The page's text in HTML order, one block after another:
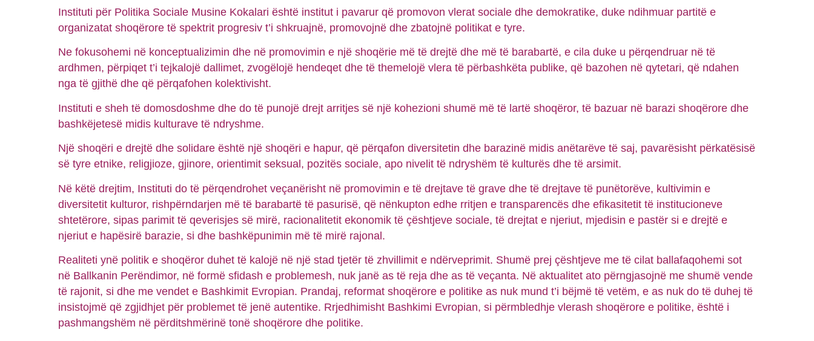
Instituti për Politika Sociale Musine Kokalari është institut i pavarur që promovon vlerat sociale dhe demokratike, duke ndihmuar partitë e
organizatat shoqërore të spektrit progresiv t’i shkruajnë, promovojnë dhe zbatojnë politikat e tyre.
Ne fokusohemi në konceptualizimin dhe në promovimin e një shoqërie më të drejtë dhe më të barabartë, e cila duke u përqendruar në të
ardhmen, përpiqet t’i tejkalojë dallimet, zvogëlojë hendeqet dhe të themelojë vlera të përbashkëta publike, që bazohen në qytetari, që ndahen
nga të gjithë dhe që përqafohen kolektivisht.
Instituti e sheh të domosdoshme dhe do të punojë drejt arritjes së një kohezioni shumë më të lartë shoqëror, të bazuar në barazi shoqërore dhe
bashkëjetesë midis kulturave të ndryshme.
Një shoqëri e drejtë dhe solidare është një shoqëri e hapur, që përqafon diversitetin dhe barazinë midis anëtarëve të saj, pavarësisht përkatësisë
së tyre etnike, religjioze, gjinore, orientimit seksual, pozitës sociale, apo nivelit të ndryshëm të kulturës dhe të arsimit.
Në këtë drejtim, Instituti do të përqendrohet veçanërisht në promovimin e të drejtave të grave dhe të drejtave të punëtorëve, kultivimin e
diversitetit kulturor, rishpërndarjen më të barabartë të pasurisë, që nënkupton edhe rritjen e transparencës dhe efikasitetit të institucioneve
shtetërore, sipas parimit të qeverisjes së mirë, racionalitetit ekonomik të çështjeve sociale, të drejtat e njeriut, mjedisin e pastër si e drejtë e
njeriut e hapësirë barazie, si dhe bashkëpunimin më të mirë rajonal.
Realiteti ynë politik e shoqëror duhet të kalojë në një stad tjetër të zhvillimit e ndërveprimit. Shumë prej çështjeve me të cilat ballafaqohemi sot
në Ballkanin Perëndimor, në formë sfidash e problemesh, nuk janë as të reja dhe as të veçanta. Në aktualitet ato përngjasojnë me shumë vende
të rajonit, si dhe me vendet e Bashkimit Evropian. Prandaj, reformat shoqërore e politike as nuk mund t’i bëjmë të vetëm, e as nuk do të duhej të
insistojmë që zgjidhjet për problemet të jenë autentike. Rrjedhimisht Bashkimi Evropian, si përmbledhje vlerash shoqërore e politike, është i
pashmangshëm në përditshmërinë tonë shoqërore dhe politike.